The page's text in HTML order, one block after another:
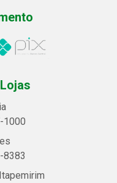
1000
8383